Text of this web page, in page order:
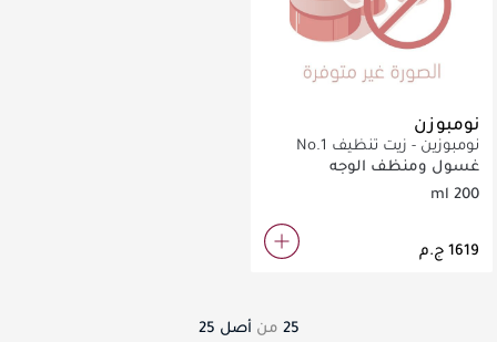
نومبوزن
نومبوزين - زيت تنظيف No.1
سهل الاستخدام (200 مل)
غسول ومنظف الوجه
200 ml
25 من أصل